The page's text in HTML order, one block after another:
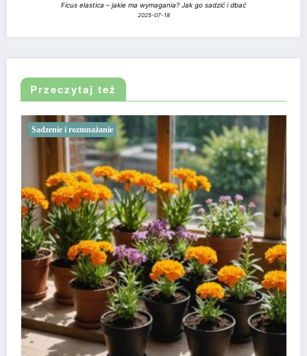
Ficus elastica – jakie ma wymagania? Jak go sadzić i dbać
2025-07-18
Przeczytaj też
Sadzenie i rozmnażanie